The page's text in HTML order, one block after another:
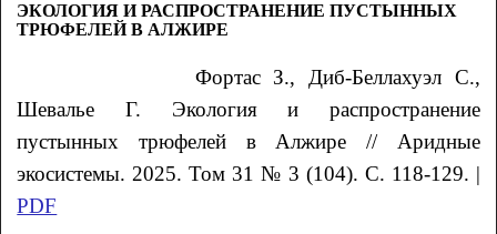
ЭКОЛОГИЯ И РАСПРОСТРАНЕНИЕ ПУСТЫННЫХ
ТРЮФЕЛЕЙ В АЛЖИРЕ
Фортас З., Диб-Беллахуэл С.,
Шевалье Г.
Экология и распространение
пустынных трюфелей в Алжире // Аридные
экосистемы. 2025. Том 31 № 3 (104). С. 118-129. |
PDF